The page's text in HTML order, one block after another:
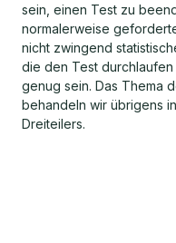
sein, einen Test zu
normalerweise
nicht zwingend
die den Test
genug sein. Das Thema
behandeln wir übrigens
Dreiteilers.